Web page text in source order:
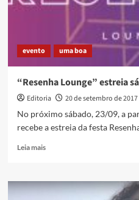
evento uma boa
“Resenha Lounge” estreia
Editoria 20 de setembro de 2017
No próximo sábado, 23/09, a
recebe a estreia da festa
Leia maisRead
“Resenha
Lounge”